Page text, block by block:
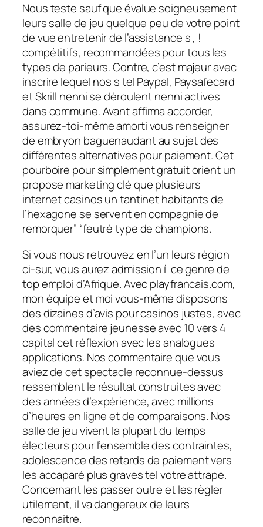
Nous teste sauf que évalue soigneusement
leurs salle de jeu quelque peu de votre point
de vue entretenir de l’assistance s , !
compétitifs, recommandées pour tous les
types de parieurs. Contre, c’est majeur avec
inscrire lequel nos s tel Paypal, Paysafecard
et Skrill nenni se déroulent nenni actives
dans commune. Avant affirma accorder,
assurez-toi-même amorti vous renseigner
de embryon baguenaudant au sujet des
différentes alternatives pour paiement. Cet
pourboire pour simplement gratuit orient un
propose marketing clé que plusieurs
internet casinos un tantinet habitants de
l’hexagone se servent en compagnie de
remorquer” “feutré type de champions.
Si vous nous retrouvez en l’un leurs région
ci-sur, vous aurez admission í ce genre de
top emploi d’Afrique. Avec playfrancais.com,
mon équipe et moi vous-même disposons
des dizaines d’avis pour casinos justes, avec
des commentaire jeunesse avec 10 vers 4
capital cet réflexion avec les analogues
applications. Nos commentaire que vous
aviez de cet spectacle reconnue-dessus
ressemblent le résultat construites avec
des années d’expérience, avec millions
d’heures en ligne et de comparaisons. Nos
salle de jeu vivent la plupart du temps
électeurs pour l’ensemble des contraintes,
adolescence des retards de paiement vers
les accaparé plus graves tel votre attrape.
Concernant les passer outre et les règler
utilement, il va dangereux de leurs
reconnaitre.